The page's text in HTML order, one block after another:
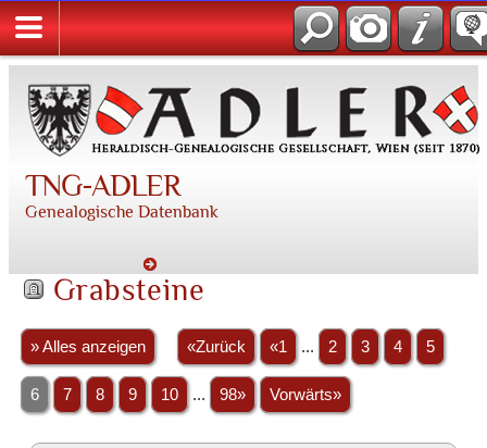
TNG-ADLER
Genealogische Datenbank
Grabsteine
» Alles anzeigen «Zurück «1 ... 2 3 4 5
6 7 8 9 10 ... 98» Vorwärts»